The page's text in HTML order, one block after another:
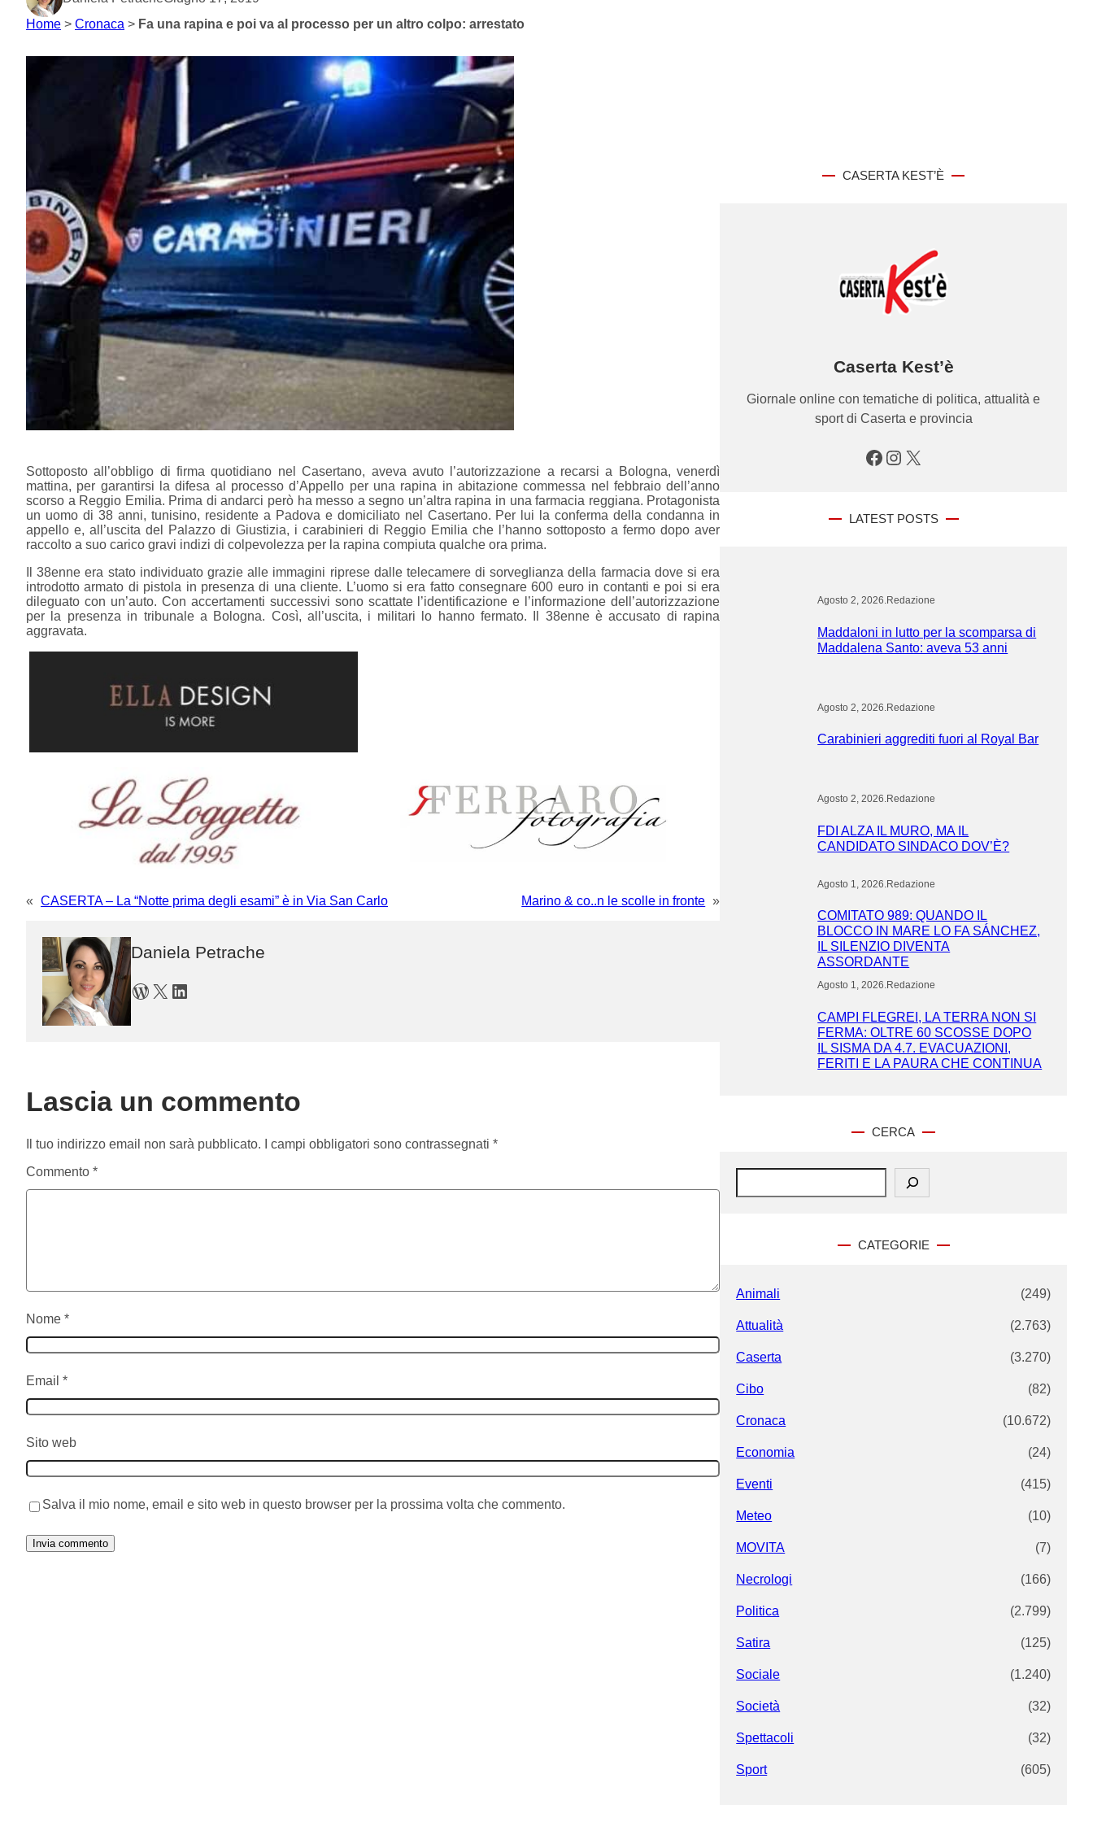
Home > Cronaca > Fa una rapina e poi va al processo per un altro colpo: arrestato
Sottoposto all’obbligo di firma quotidiano nel Casertano, aveva avuto l’autorizzazione a recarsi a Bologna, venerdì
mattina, per garantirsi la difesa al processo d’Appello per una rapina in abitazione commessa nel febbraio dell’anno
scorso a Reggio Emilia. Prima di andarci però ha messo a segno un’altra rapina in una farmacia reggiana. Protagonista
un uomo di 38 anni, tunisino, residente a Padova e domiciliato nel Casertano. Per lui la conferma della condanna in
appello e, all’uscita del Palazzo di Giustizia, i carabinieri di Reggio Emilia che l’hanno sottoposto a fermo dopo aver
raccolto a suo carico gravi indizi di colpevolezza per la rapina compiuta qualche ora prima.
Il 38enne era stato individuato grazie alle immagini riprese dalle telecamere di sorveglianza della farmacia dove si era
introdotto armato di pistola in presenza di una cliente. L’uomo si era fatto consegnare 600 euro in contanti e poi si era
dileguato con un’auto. Con accertamenti successivi sono scattate l’identificazione e l’informazione dell’autorizzazione
per la presenza in tribunale a Bologna. Così, all’uscita, i militari lo hanno fermato. Il 38enne è accusato di rapina
aggravata.
« CASERTA – La “Notte prima degli esami” è in Via San Carlo Marino & co..n le scolle in fronte »
Daniela Petrache
WordPress X LinkedIn
Lascia un commento
Il tuo indirizzo email non sarà pubblicato. I campi obbligatori sono contrassegnati *
Commento *
Nome *
Email *
Sito web
Salva il mio nome, email e sito web in questo browser per la prossima volta che commento.
CASERTA KEST’È
Caserta Kest’è
Giornale online con tematiche di politica, attualità e
sport di Caserta e provincia
Facebook Instagram X
LATEST POSTS
Agosto 2, 2026.Redazione
Maddaloni in lutto per la scomparsa di
Maddalena Santo: aveva 53 anni
Agosto 2, 2026 Redazione
Carabinieri aggrediti fuori al Royal Bar
Agosto 2, 2026.Redazione
FDI ALZA IL MURO, MA IL
CANDIDATO SINDACO DOV’È?
Agosto 1, 2026 Redazione
COMITATO 989: QUANDO IL
BLOCCO IN MARE LO FA SÁNCHEZ,
IL SILENZIO DIVENTA
ASSORDANTE
Agosto 1, 2026.Redazione
CAMPI FLEGREI, LA TERRA NON SI
FERMA: OLTRE 60 SCOSSE DOPO
IL SISMA DA 4.7. EVACUAZIONI,
FERITI E LA PAURA CHE CONTINUA
CERCA
S
CATEGORIE
Animali (249)
Attualità (2.763)
Caserta (3.270)
Cibo (82)
Cronaca (10.672)
Economia (24)
Eventi (415)
Meteo (10)
MOVITA (7)
Necrologi (166)
Politica (2.799)
Satira (125)
Sociale (1.240)
Società (32)
Spettacoli (32)
Sport (605)